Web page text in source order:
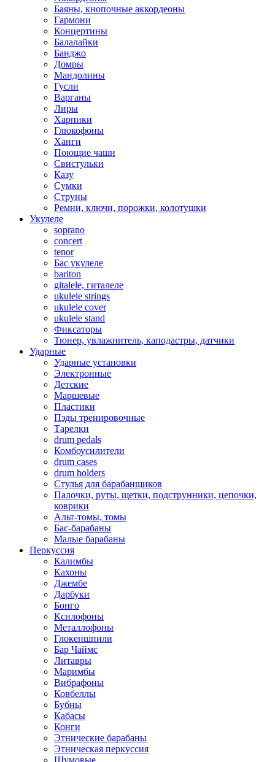
Баяны, кнопочные аккордеоны
Гармони
Концертины
Балалайки
Банджо
Домры
Мандолины
Гусли
Варганы
Лиры
Харпики
Глюкофоны
Ханги
Поющие чаши
Свистульки
Казу
Сумки
Струны
Ремни, ключи, порожки, колотушки
Укулеле
soprano
concert
tenor
Бас укулеле
bariton
gitalele, гиталеле
ukulele strings
ukulele cover
ukulele stand
Фиксаторы
Тюнер, увлажнитель, каподастры, датчики
Ударные
Ударные установки
Электронные
Детские
Маршевые
Пластики
Пэды тренировочные
Тарелки
drum pedals
Комбоусилители
drum cases
drum holders
Стулья для барабанщиков
Палочки, руты, щетки, подструнники, цепочки,
коврики
Альт-томы, томы
Бас-барабаны
Малые барабаны
Перкуссия
Калимбы
Кахоны
Джембе
Дарбуки
Бонго
Ксилофоны
Металлофоны
Глокеншпили
Бар Чаймс
Литавры
Маримбы
Вибрафоны
Ковбеллы
Бубны
Кабасы
Конги
Этнические барабаны
Этническая перкуссия
Шумовые